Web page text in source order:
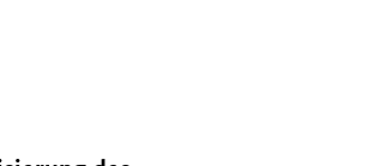
Biomethan und grüner Wasserstoff) " in